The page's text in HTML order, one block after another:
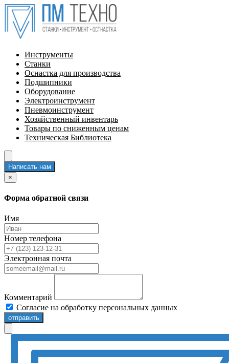
Инструменты
Станки
Оснастка для производства
Подшипники
Оборудование
Электроинструмент
Пневмоинструмент
Хозяйственный инвентарь
Товары по сниженным ценам
Техническая Библиотека
Написать нам
×
Форма обратной связи
Имя
Номер телефона
Электронная почта
Комментарий
Согласие на обработку персональных данных
отправить